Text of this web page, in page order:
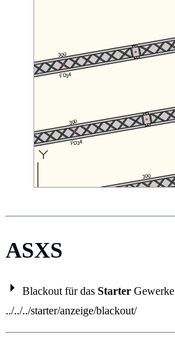
ASXS
Blackout für das Starter Gewerke
../../../starter/anzeige/blackout/